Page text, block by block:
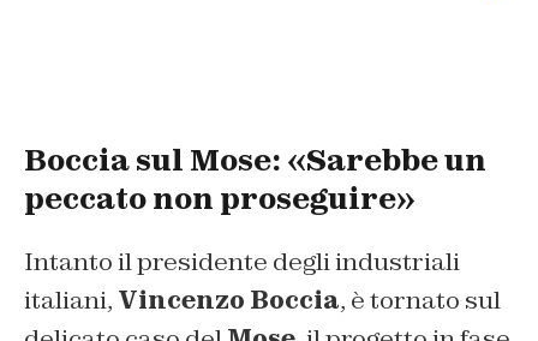
Boccia sul Mose: «Sarebbe un
peccato non proseguire»
Intanto il presidente degli industriali
italiani, Vincenzo Boccia, è tornato sul